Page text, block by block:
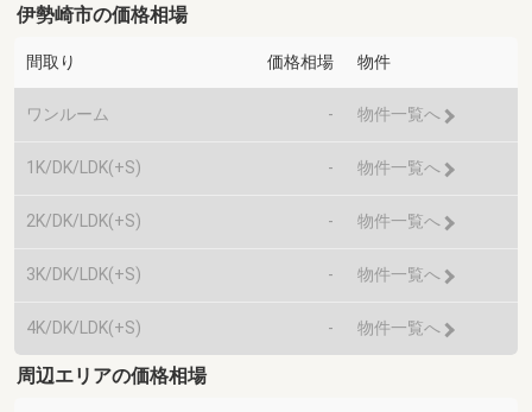
伊勢崎市の価格相場
間取り 価格相場 物件
ワンルーム - 物件一覧へ
1K/DK/LDK(+S) - 物件一覧へ
2K/DK/LDK(+S) - 物件一覧へ
3K/DK/LDK(+S) - 物件一覧へ
4K/DK/LDK(+S) - 物件一覧へ
周辺エリアの価格相場